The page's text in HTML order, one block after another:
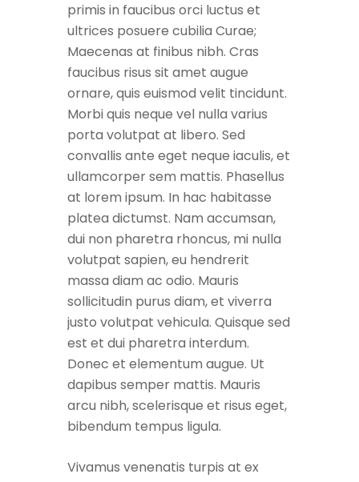
primis in faucibus orci luctus et
ultrices posuere cubilia Curae;
Maecenas at finibus nibh. Cras
faucibus risus sit amet augue
ornare, quis euismod velit tincidunt.
Morbi quis neque vel nulla varius
porta volutpat at libero. Sed
convallis ante eget neque iaculis, et
ullamcorper sem mattis. Phasellus
at lorem ipsum. In hac habitasse
platea dictumst. Nam accumsan,
dui non pharetra rhoncus, mi nulla
volutpat sapien, eu hendrerit
massa diam ac odio. Mauris
sollicitudin purus diam, et viverra
justo volutpat vehicula. Quisque sed
est et dui pharetra interdum.
Donec et elementum augue. Ut
dapibus semper mattis. Mauris
arcu nibh, scelerisque et risus eget,
bibendum tempus ligula.
Vivamus venenatis turpis at ex